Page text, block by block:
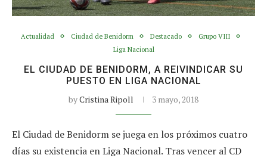
Actualidad Ciudad de Benidorm Destacado
Grupo VIII
Liga Nacional
EL CIUDAD DE BENIDORM, A REIVINDICAR SU
PUESTO EN LIGA NACIONAL
byCristina Ripoll 3 mayo, 2018
El Ciudad de Benidorm se juega en los próximos cuatro
días su existencia en Liga Nacional. Tras vencer al CD